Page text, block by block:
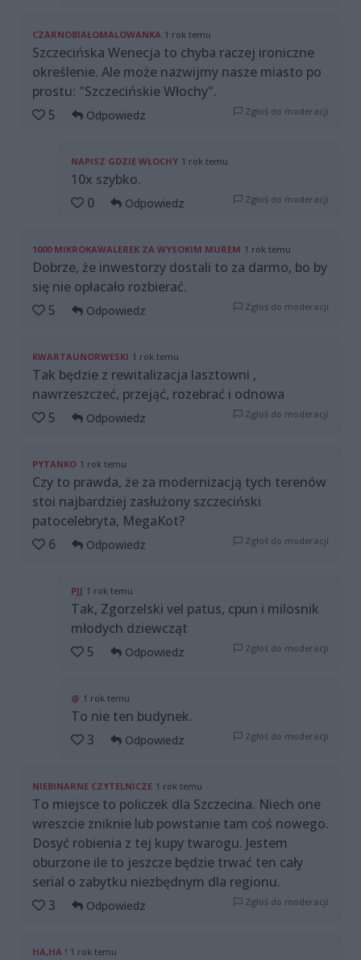
CZARNOBIAŁOMALOWANKA 1 rok temu
Szczecińska Wenecja to chyba raczej ironiczne
określenie. Ale może nazwijmy nasze miasto po
prostu: "Szczecińskie Włochy".
5
Odpowiedz Zgłoś do moderacji
NAPISZ GDZIE WŁOCHY 1 rok temu
10x szybko.
0
Odpowiedz Zgłoś do moderacji
1000 MIKROKAWALEREK ZA WYSOKIM MUREM 1 rok temu
Dobrze, że inwestorzy dostali to za darmo, bo by
się nie opłacało rozbierać.
5
Odpowiedz Zgłoś do moderacji
KWARTAUNORWESKI 1 rok temu
Tak będzie z rewitalizacja lasztowni ,
nawrzeszczeć, przejąć, rozebrać i odnowa
5
Odpowiedz Zgłoś do moderacji
PYTANKO 1 rok temu
Czy to prawda, że za modernizacją tych terenów
stoi najbardziej zasłużony szczeciński
patocelebryta, MegaKot?
6
Odpowiedz Zgłoś do moderacji
PJJ 1 rok temu
Tak, Zgorzelski vel patus, cpun i milosnik
młodych dziewcząt
5
Odpowiedz Zgłoś do moderacji
@ 1 rok temu
To nie ten budynek.
3
Odpowiedz Zgłoś do moderacji
NIEBINARNE CZYTELNICZE 1 rok temu
To miejsce to policzek dla Szczecina. Niech one
wreszcie zniknie lub powstanie tam coś nowego.
Dosyć robienia z tej kupy twarogu. Jestem
oburzone ile to jeszcze będzie trwać ten cały
serial o zabytku niezbędnym dla regionu.
3
Odpowiedz Zgłoś do moderacji
HA,HA ! 1 rok temu